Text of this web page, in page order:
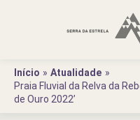
Início
Atualidade
Praia Fluvial da Relva da
de Ouro 2022’